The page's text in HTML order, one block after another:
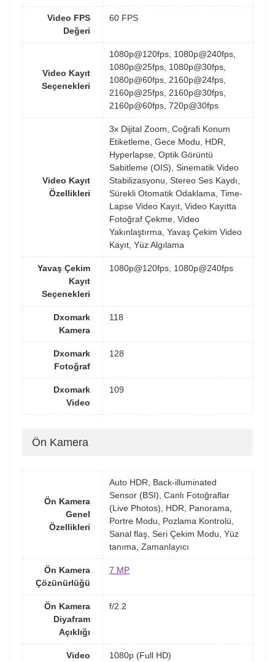
Video FPS
Değeri
60 FPS
Video Kayıt
Seçenekleri
1080p@120fps, 1080p@240fps,
1080p@25fps, 1080p@30fps,
1080p@60fps, 2160p@24fps,
2160p@25fps, 2160p@30fps,
2160p@60fps, 720p@30fps
Video Kayıt
Özellikleri
3x Dijital Zoom, Coğrafi Konum
Etiketleme, Gece Modu, HDR,
Hyperlapse, Optik Görüntü
Sabitleme (OIS), Sinematik Video
Stabilizasyonu, Stereo Ses Kaydı,
Sürekli Otomatik Odaklama, Time-
Lapse Video Kayıt, Video Kayıtta
Fotoğraf Çekme, Video
Yakınlaştırma, Yavaş Çekim Video
Kayıt, Yüz Algılama
Yavaş Çekim
Kayıt
Seçenekleri
1080p@120fps, 1080p@240fps
Dxomark
Kamera
118
Dxomark
Fotoğraf
128
Dxomark
Video
109
Ön Kamera
Ön Kamera
Genel
Özellikleri
Auto HDR, Back-illuminated
Sensor (BSI), Canlı Fotoğraflar
(Live Photos), HDR, Panorama,
Portre Modu, Pozlama Kontrolü,
Sanal flaş, Seri Çekim Modu, Yüz
tanıma, Zamanlayıcı
Ön Kamera
Çözünürlüğü
7 MP
Ön Kamera
Diyafram
Açıklığı
f/2.2
Video
1080p (Full HD)